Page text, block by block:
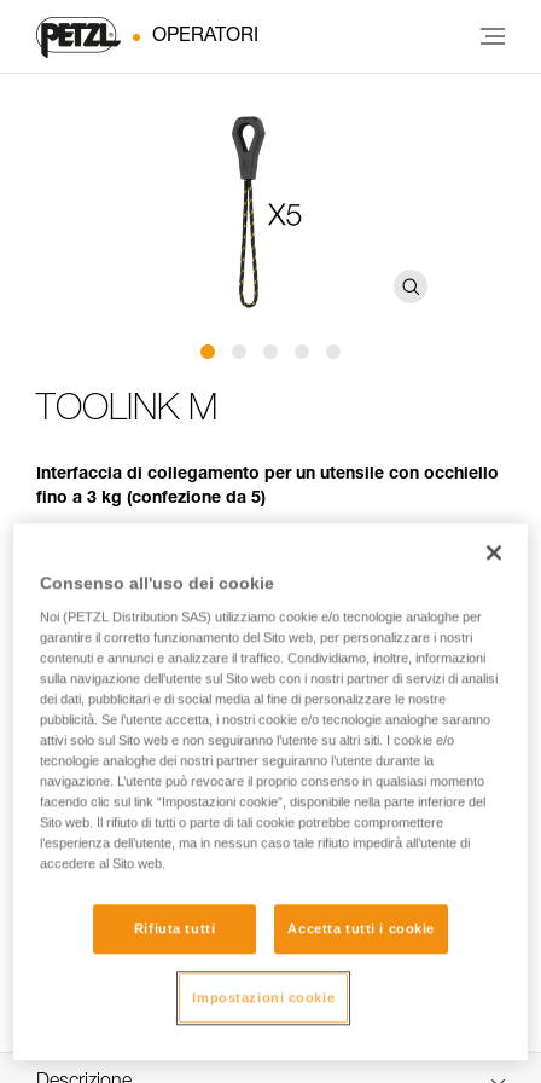
OPERATORI
TOOLINK M
Interfaccia di collegamento per un utensile con occhiello
fino a 3 kg (confezione da 5)
durante il lavoro in quota. Il suo punto di collegamento
ergonomico consente un rapido aggancio e sgancio, per
manovre facilitate.
HOW TO Use our solutions for dropped tool
prevention
Consenso all'uso dei cookie
Noi (PETZL Distribution SAS) utilizziamo cookie e/o tecnologie analoghe per
garantire il corretto funzionamento del Sito web, per personalizzare i nostri
contenuti e annunci e analizzare il traffico. Condividiamo, inoltre, informazioni
sulla navigazione dell’utente sul Sito web con i nostri partner di servizi di analisi
dei dati, pubblicitari e di social media al fine di personalizzare le nostre
pubblicità. Se l’utente accetta, i nostri cookie e/o tecnologie analoghe saranno
attivi solo sul Sito web e non seguiranno l’utente su altri siti. I cookie e/o
tecnologie analoghe dei nostri partner seguiranno l’utente durante la
navigazione. L’utente può revocare il proprio consenso in qualsiasi momento
facendo clic sul link “Impostazioni cookie”, disponibile nella parte inferiore del
Sito web. Il rifiuto di tutti o parte di tali cookie potrebbe compromettere
l’esperienza dell’utente, ma in nessun caso tale rifiuto impedirà all’utente di
accedere al Sito web.
Rifiuta tutti Accetta tutti i cookie
Impostazioni cookie